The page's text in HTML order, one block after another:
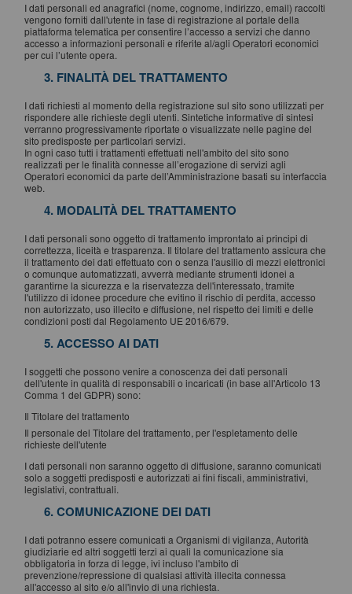
I dati personali ed anagrafici (nome, cognome, indirizzo, email) raccolti
vengono forniti dall'utente in fase di registrazione al portale della
piattaforma telematica per consentire l’accesso a servizi che danno
accesso a informazioni personali e riferite al/agli Operatori economici
per cui l’utente opera.
3. FINALITÀ DEL TRATTAMENTO
I dati richiesti al momento della registrazione sul sito sono utilizzati per
rispondere alle richieste degli utenti. Sintetiche informative di sintesi
verranno progressivamente riportate o visualizzate nelle pagine del
sito predisposte per particolari servizi.
In ogni caso tutti i trattamenti effettuati nell'ambito del sito sono
realizzati per le finalità connesse all’erogazione di servizi agli
Operatori economici da parte dell’Amministrazione basati su interfaccia
web.
4. MODALITÀ DEL TRATTAMENTO
I dati personali sono oggetto di trattamento improntato ai principi di
correttezza, liceità e trasparenza. Il titolare del trattamento assicura che
il trattamento dei dati effettuato con o senza l'ausilio di mezzi elettronici
o comunque automatizzati, avverrà mediante strumenti idonei a
garantirne la sicurezza e la riservatezza dell'interessato, tramite
l'utilizzo di idonee procedure che evitino il rischio di perdita, accesso
non autorizzato, uso illecito e diffusione, nel rispetto dei limiti e delle
condizioni posti dal Regolamento UE 2016/679.
5. ACCESSO AI DATI
I soggetti che possono venire a conoscenza dei dati personali
dell'utente in qualità di responsabili o incaricati (in base all'Articolo 13
Comma 1 del GDPR) sono:
Il Titolare del trattamento
Il personale del Titolare del trattamento, per l'espletamento delle
richieste dell'utente
I dati personali non saranno oggetto di diffusione, saranno comunicati
solo a soggetti predisposti e autorizzati ai fini fiscali, amministrativi,
legislativi, contrattuali.
6. COMUNICAZIONE DEI DATI
I dati potranno essere comunicati a Organismi di vigilanza, Autorità
giudiziarie ed altri soggetti terzi ai quali la comunicazione sia
obbligatoria in forza di legge, ivi incluso l'ambito di
prevenzione/repressione di qualsiasi attività illecita connessa
all'accesso al sito e/o all'invio di una richiesta.